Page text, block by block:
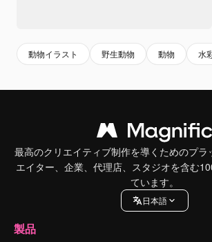
動物イラスト 野生動物 動物 水
最高のクリエイティブ制作を導くためのプラ
エイター、企業、代理店、スタジオを含む
ています。
日本語
製品